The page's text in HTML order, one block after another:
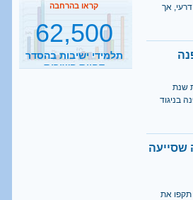
תלמידי ישיבות בהסדר
דחיית השירות
קראו בהרחבה
אך
שנת
בניגוד
שסייעה
תקפו את